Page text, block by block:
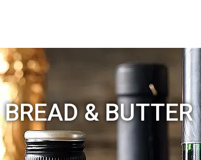
BREAD & BUTTER